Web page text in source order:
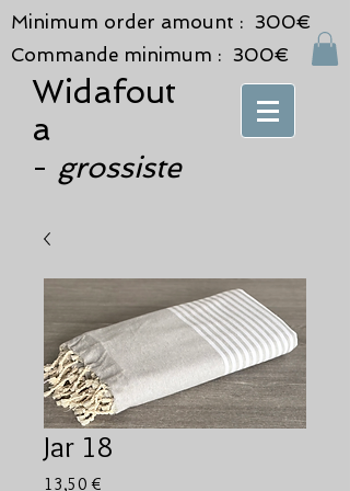
Minimum order amount : 300€
Commande minimum : 300€
Widafout
a
- grossiste
Jar 18
13,50 €